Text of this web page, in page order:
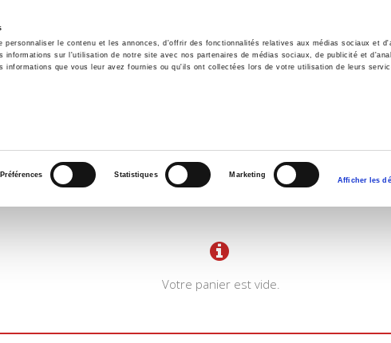
personnaliser le contenu et les annonces, d'offrir des fonctionnalités relatives aux médias sociaux et
informations sur l'utilisation de notre site avec nos partenaires de médias sociaux, de publicité et
informations que vous leur avez fournies ou qu'ils ont collectées lors de votre utilisation de leurs
Préférences Statistiques Marketing
Afficher les
Accueil Environnement Histoire International
Votre panier est vide.